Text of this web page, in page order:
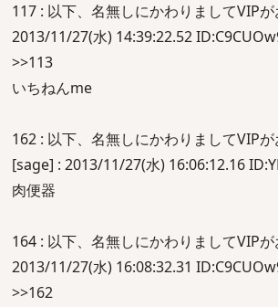
117 : 以下、名無しにかわりましてVIP
2013/11/27(水) 14:39:22.52
>>113
いちねんme
162 : 以下、名無しにかわりましてVIP
[sage] : 2013/11/27(水) 16:06:12.16
肉便器
164 : 以下、名無しにかわりましてVIP
2013/11/27(水) 16:08:32.31
>>162